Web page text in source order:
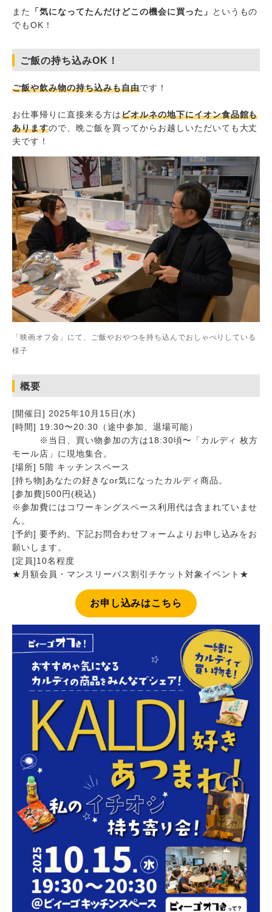
また 「気になってたんだけどこの機会に買った」
というもの
でもOK！
ご飯の持ち込みOK！
ご飯や飲み物の持ち込みも自由です！
お仕事帰りに直接来る方はビオルネの地下にイオン食品館も
ありますので、晩ご飯を買ってからお越しいただいても大丈
夫です！
「映画オフ会」にて、ご飯やおやつを持ち込んでおしゃべりしている
様子
概要
[開催日] 2025年10月15日(水)
[時間] 19:30〜20:30（途中参加、退場可能）
※当日、買い物参加の方は18:30頃〜「カルディ 枚方
モール店」に現地集合。
[場所] 5階 キッチンスペース
[持ち物]あなたの好きなor気になったカルディ商品。
[参加費]500円(税込)
※参加費にはコワーキングスペース利用代は含まれていませ
ん。
[予約] 要予約。下記お問合わせフォームよりお申し込みをお
願いします。
[定員]10名程度
★月額会員・マンスリーパス割引チケット対象イベント★
お申し込みはこちら